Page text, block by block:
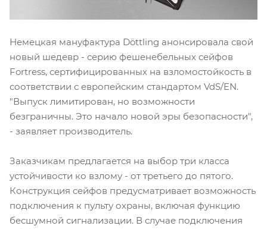
Немецкая мануфактура Döttling анонсировала свой
новый шедевр - серию фешенебельных сейфов
Fortress, сертифицированных на взломостойкость в
соответствии с европейским стандартом VdS/EN.
"Выпуск лимитирован, но возможности
безграничны. Это начало новой эры безопасности",
- заявляет производитель.
Заказчикам предлагается на выбор три класса
устойчивости ко взлому - от третьего до пятого.
Конструкция сейфов предусматривает возможность
подключения к пульту охраны, включая функцию
бесшумной сигнализации. В случае подключения